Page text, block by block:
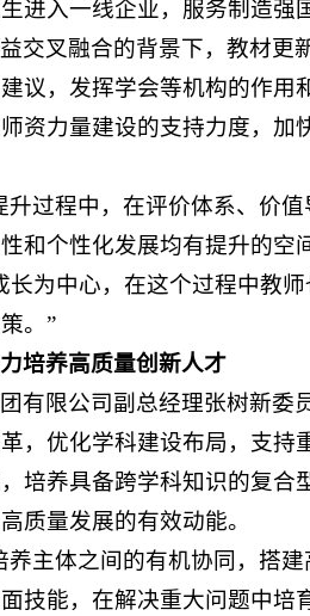
进入一线企业，服务制造强
交叉融合的背景下，教材更
议，发挥学会等机构的作用
资力量建设的支持力度，
升过程中，在评价体系、价
和个性化发展均有提升的空
长为中心，在这个过程中教
。”
培养高质量创新人才
有限公司副总经理张树新委
，优化学科建设布局，支
培养具备跨学科知识的复
质量发展的有效动能。
养主体之间的有机协同，搭
技能，在解决重大问题中培